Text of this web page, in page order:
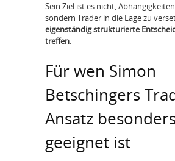
Sein Ziel ist es nicht,
sondern Trader in die Lage zu
eigenständig strukturierte
treffen.
Für wen Simon
Betschingers
Ansatz
geeignet ist